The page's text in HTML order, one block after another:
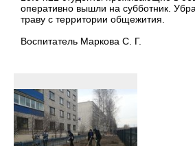
оперативно вышли на субботник.
траву с территории общежития.
Воспитатель Маркова С. Г.